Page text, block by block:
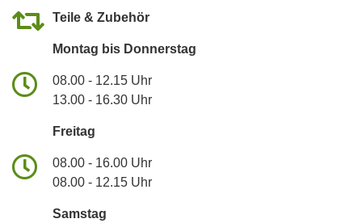
Teile & Zubehör
Montag bis Donnerstag
08.00 - 12.15 Uhr
13.00 - 16.30 Uhr
Freitag
08.00 - 16.00 Uhr
08.00 - 12.15 Uhr
Samstag